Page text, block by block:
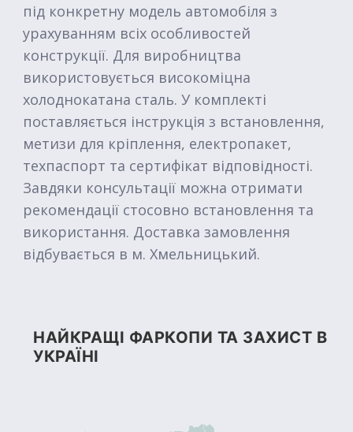
під конкретну модель автомобіля з
урахуванням всіх особливостей
конструкції. Для виробництва
використовується високоміцна
холоднокатана сталь. У комплекті
поставляється інструкція з встановлення,
метизи для кріплення, електропакет,
техпаспорт та сертифікат відповідності.
Завдяки консультації можна отримати
рекомендації стосовно встановлення та
використання. Доставка замовлення
відбувається в м. Хмельницький.
НАЙКРАЩІ ФАРКОПИ ТА ЗАХИСТ В
УКРАЇНІ